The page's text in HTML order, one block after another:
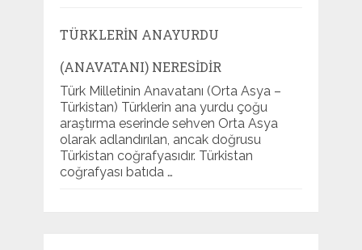
TÜRKLERIN ANAYURDU
(ANAVATANI) NERESIDIR
Türk Milletinin Anavatanı (Orta Asya –
Türkistan) Türklerin ana yurdu çoğu
araştırma eserinde sehven Orta Asya
olarak adlandırılan, ancak doğrusu
Türkistan coğrafyasıdır. Türkistan
coğrafyası batıda …